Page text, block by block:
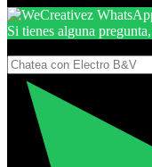
Si tienes alguna